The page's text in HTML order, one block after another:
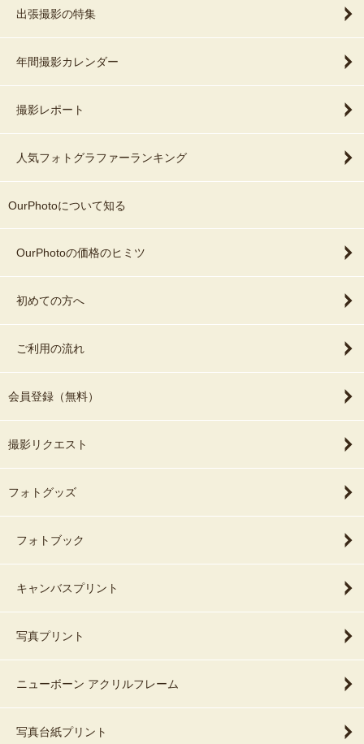
出張撮影の特集
年間撮影カレンダー
撮影レポート
人気フォトグラファーランキング
OurPhotoについて知る
OurPhotoの価格のヒミツ
初めての方へ
ご利用の流れ
会員登録（無料）
撮影リクエスト
フォトグッズ
フォトブック
キャンバスプリント
写真プリント
ニューボーン アクリルフレーム
写真台紙プリント